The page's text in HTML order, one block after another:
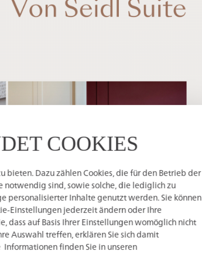
COOKIES
bieten. Dazu zählen Cookies, die für den Betrieb der
notwendig sind, sowie solche, die lediglich zu
personalisierter Inhalte genutzt werden. Sie können
Einstellungen jederzeit ändern oder Ihre
dass auf Basis Ihrer Einstellungen womöglich nicht
Auswahl treffen, erklären Sie sich damit
finden Sie in unseren